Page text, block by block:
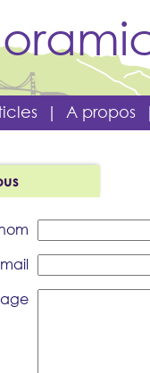
| A propos